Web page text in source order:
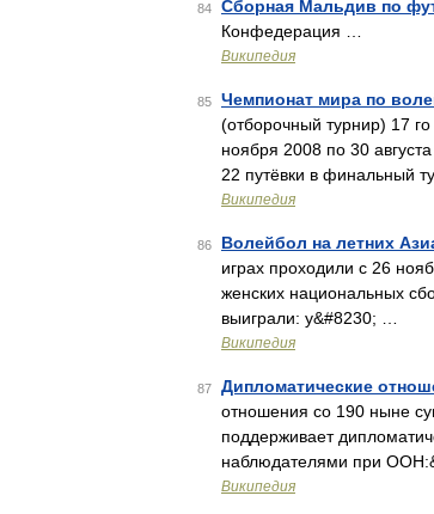
84 Сборная Мальдив по
Конфедерация …
Википедия
85 Чемпионат мира по
(отборочный турнир) 17
ноября 2008 по 30
22 путёвки в финальный
Википедия
86 Волейбол на летних
играх проходили с 26
женских национальных
выиграли: у&#8230; …
Википедия
87 Дипломатические
отношения со 190 ныне
поддерживает
наблюдателями при
Википедия